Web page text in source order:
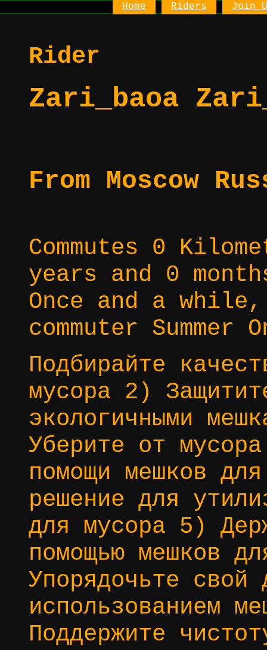
Home Riders Join
Rider
Zari_baoa
From Moscow
Commutes 0
years and 0
Once and a
commuter Summer
Подбирайте
мусора 2)
экологичными
Уберите от
помощи мешков
решение для
для мусора 5)
помощью мешков
Упорядочьте
использованием
Поддержите